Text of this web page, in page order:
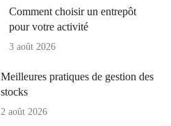
Comment choisir un entrepôt
pour votre activité
3 août 2026
Meilleures pratiques de gestion des
stocks
2 août 2026